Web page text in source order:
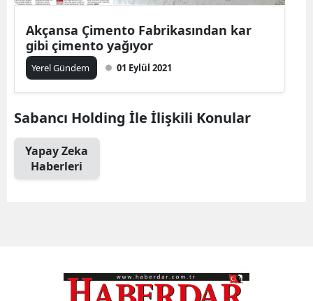
Akçansa Çimento Fabrikasından kar
gibi çimento yağıyor
Yerel Gündem 01 Eylül 2021
Sabancı Holding İle İlişkili Konular
Yapay Zeka
Haberleri